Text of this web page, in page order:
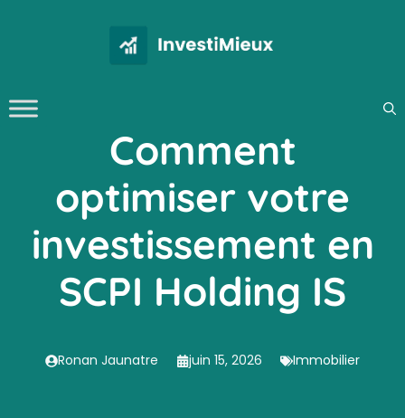
Comment
optimiser votre
investissement en
SCPI Holding IS
Ronan Jaunatre juin 15, 2026 Immobilier